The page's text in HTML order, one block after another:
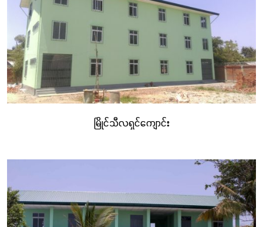
အကျိုးကျေးဇူးများကို ရရှိခဲ့ကြသည်။
မြိုင်သီလရှင်ကျောင်း